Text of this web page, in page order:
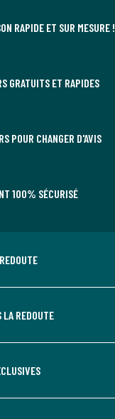
RAPIDE ET SUR MESURE !
GRATUITS ET RAPIDES
POUR CHANGER D'AVIS
100% SÉCURISÉ
REDOUTE